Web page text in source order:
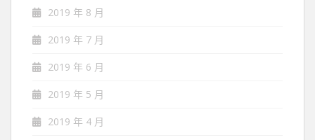
2019 年 8 月
2019 年 7 月
2019 年 6 月
2019 年 5 月
2019 年 4 月